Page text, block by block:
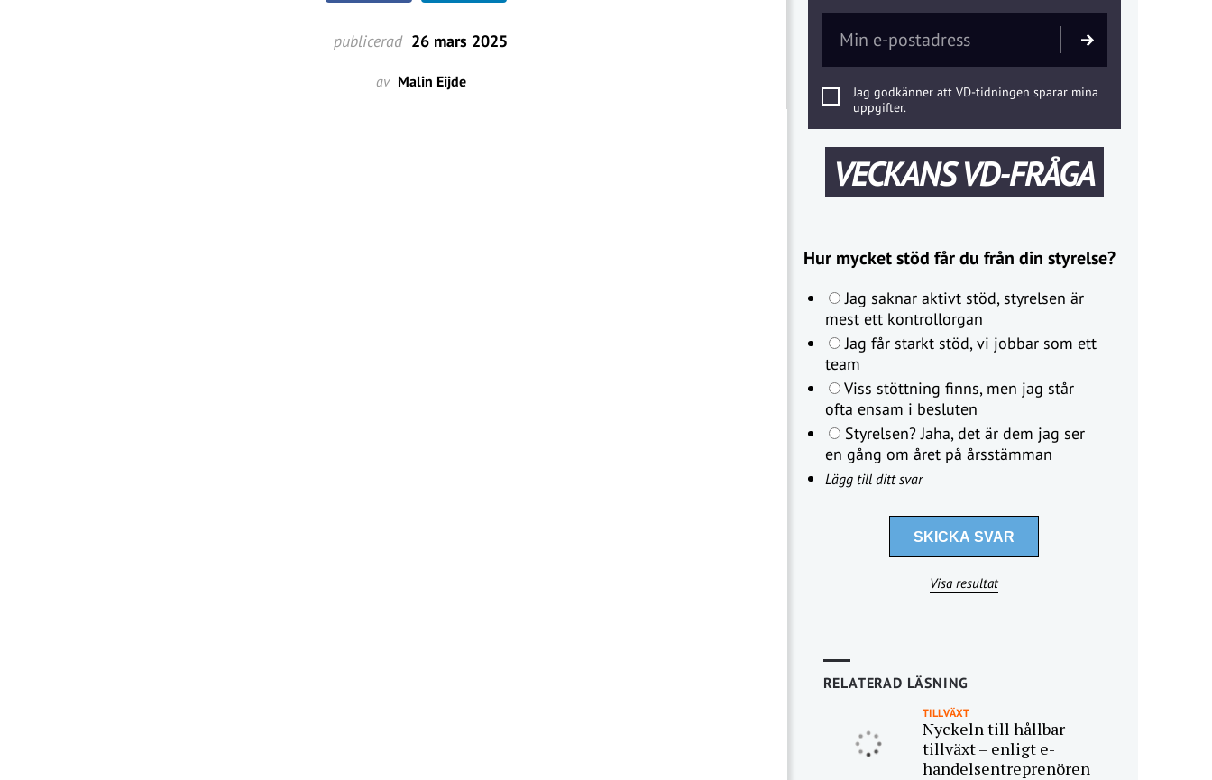
publicerad 26 mars 2025
av Malin Eijde
Jag godkänner att VD-tidningen sparar mina
uppgifter.
VECKANS VD-FRÅGA
Hur mycket stöd får du från din styrelse?
Jag saknar aktivt stöd, styrelsen är
mest ett kontrollorgan
Jag får starkt stöd, vi jobbar som ett
team
Viss stöttning finns, men jag står
ofta ensam i besluten
Styrelsen? Jaha, det är dem jag ser
en gång om året på årsstämman
Lägg till ditt svar
Visa resultat
RELATERAD LÄSNING
TILLVÄXT
Nyckeln till hållbar
tillväxt – enligt e-
handelsentreprenören